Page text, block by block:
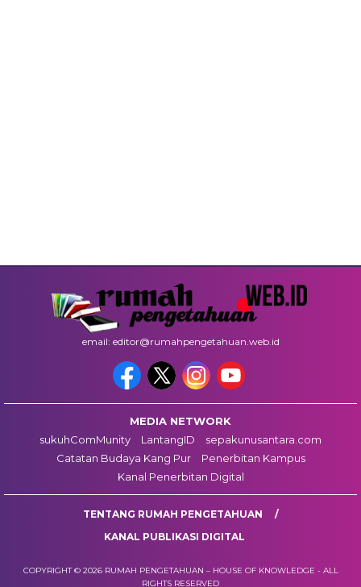
email: editor@rumahpengetahuan.web.id
MEDIA NETWORK
sukuhComMunity
LantangID
sepakunusantara.com
Catatan Budaya Kang Pur
Penerbitan Kampus
Kanal Penerbitan Digital
TENTANG RUMAH PENGETAHUAN
KANAL PUBLIKASI DIGITAL
COPYRIGHT © 2026 RUMAH PENGETAHUAN – HOUSE OF KNOWLEDGE - ALL
RIGHTS RESERVED